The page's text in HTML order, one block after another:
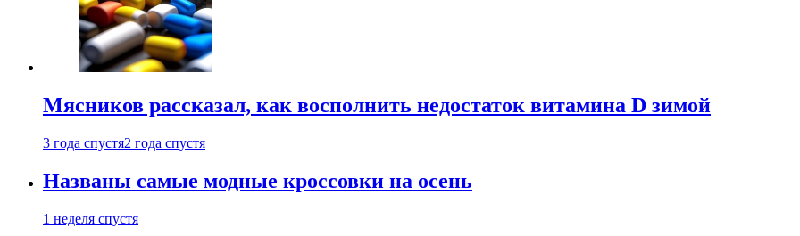
Мясников рассказал, как восполнить недостаток витамина D зимой
3 года спустя2 года спустя
Названы самые модные кроссовки на осень
1 неделя спустя